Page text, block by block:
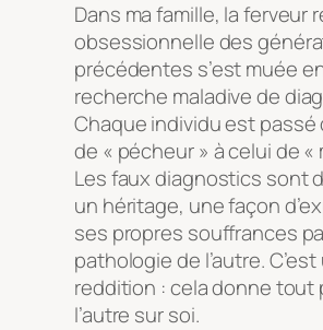
Dans ma famille, la ferveur
obsessionnelle des
précédentes s’est muée
recherche maladive de
Chaque individu est
de « pécheur » à celui de «
Les faux diagnostics sont
un héritage, une façon
ses propres souffrances
pathologie de l’autre.
reddition : cela donne tout
l’autre sur soi.